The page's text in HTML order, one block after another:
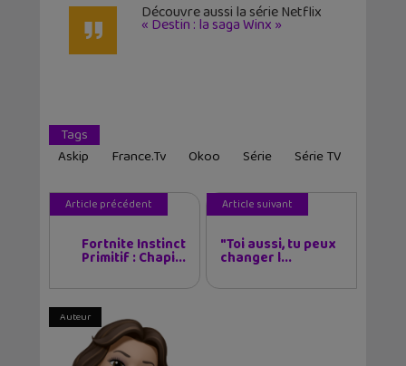
Découvre aussi la série Netflix
« Destin : la saga Winx »
Tags
Askip
France.tv Okoo Série Série TV
Article précédent
Fortnite Instinct
Primitif : Chapi...
Article suivant
"Toi aussi, tu peux
changer l...
Auteur